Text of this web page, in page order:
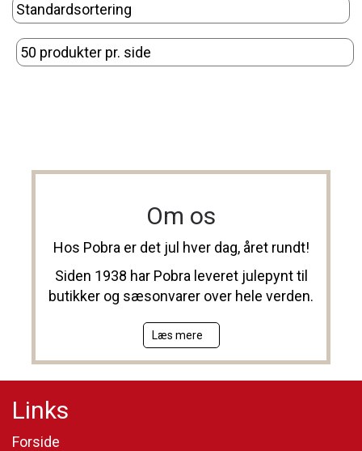
Om os
Hos Pobra er det jul hver dag, året rundt!
Siden 1938 har Pobra leveret julepynt til
butikker og sæsonvarer over hele verden.
Læs mere
Links
Forside